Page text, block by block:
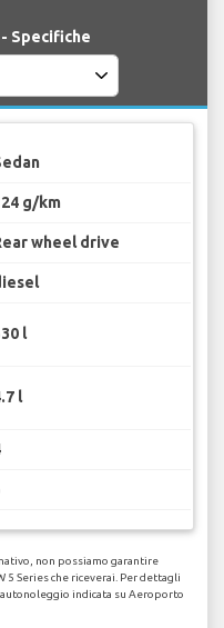
Specifiche
g/km
wheel drive
l
l
non possiamo garantire
Series che riceverai. Per dettagli
indicata su Aeroporto